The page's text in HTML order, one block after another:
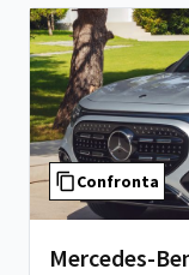
Confronta
Mercedes-